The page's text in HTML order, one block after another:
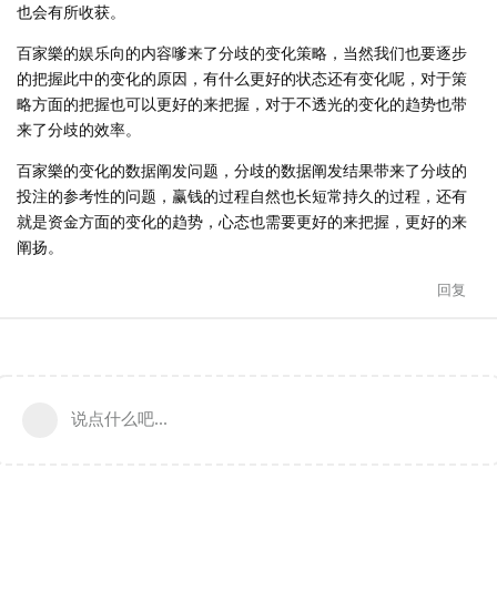
也会有所收获。
百家樂的娱乐向的内容嗲来了分歧的变化策略，当然我们也要逐步
的把握此中的变化的原因，有什么更好的状态还有变化呢，对于策
略方面的把握也可以更好的来把握，对于不透光的变化的趋势也带
来了分歧的效率。
百家樂的变化的数据阐发问题，分歧的数据阐发结果带来了分歧的
投注的参考性的问题，赢钱的过程自然也长短常持久的过程，还有
就是资金方面的变化的趋势，心态也需要更好的来把握，更好的来
阐扬。
回复
说点什么吧...